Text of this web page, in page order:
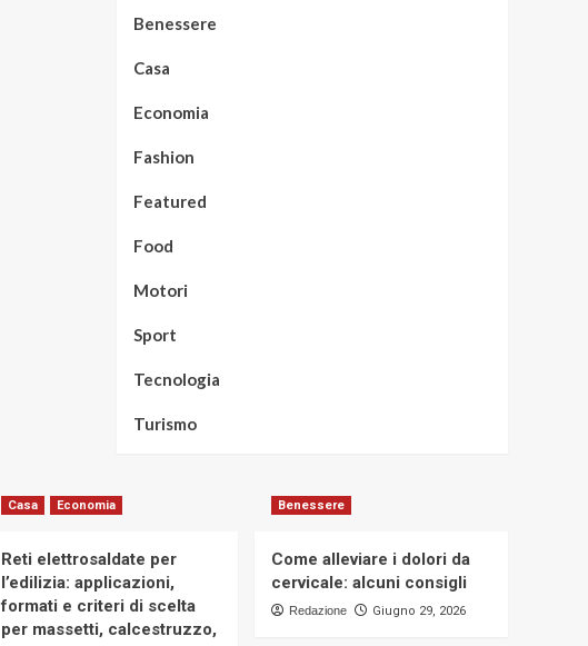
Benessere
Casa
Economia
Fashion
Featured
Food
Motori
Sport
Tecnologia
Turismo
Casa Economia
Reti elettrosaldate per
l’edilizia: applicazioni,
formati e criteri di scelta
per massetti, calcestruzzo,
Benessere
Come alleviare i dolori da
cervicale: alcuni consigli
Redazione Giugno 29, 2026